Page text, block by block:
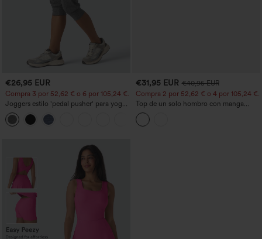
€26,95 EUR
Compra 3 por 52,62 € o 6 por 105,24 €.
Joggers estilo 'pedal pusher' para yoga
de talle alto, fruncidos y jaspeados, con
bolsillos
€31,95 EUR €40,95 EUR
Compra 2 por 52,62 € o 4 por 105,24 €.
Top de un solo hombro con manga
corta, dobladillo curvo high‑low,
sujetador integrado y estampado de
lunares, estilo casual